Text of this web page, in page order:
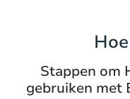
Stappen om
gebruiken met